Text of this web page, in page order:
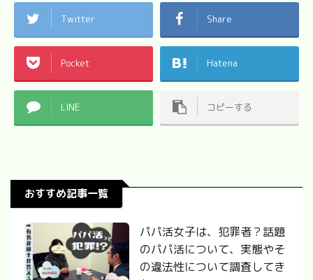
Twitter Share
Pocket Hatena
LINE コピーする
おすすめ記事一覧
パパ活女子は、犯罪者？話題
のパパ活について、実態やそ
の違法性について調査してき